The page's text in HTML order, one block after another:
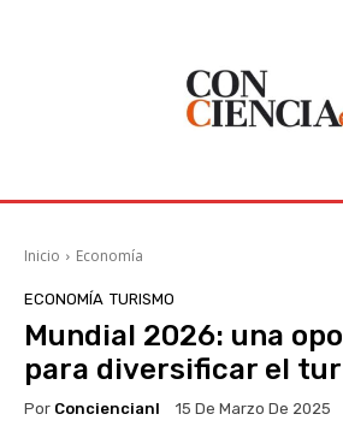
Inicio Economía
ECONOMÍA TURISMO
Mundial 2026: una
para diversificar el
Por Conciencianl 15 De Marzo De 2025